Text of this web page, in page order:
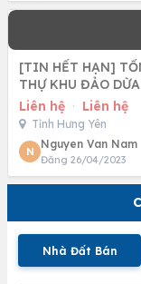
Nhà Đất Bán
[TIN HẾT HẠN]
THỰ KHU ĐẢO
Liên hệ · Liên hệ
Tỉnh Hưng Yên
N
Nguyen Van Nam
Đăng 26/04/2023